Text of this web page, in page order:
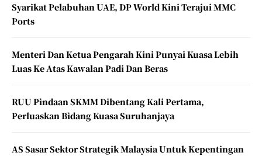
Syarikat Pelabuhan UAE, DP World Kini Terajui MMC
Ports
Menteri Dan Ketua Pengarah Kini Punyai Kuasa Lebih
Luas Ke Atas Kawalan Padi Dan Beras
RUU Pindaan SKMM Dibentang Kali Pertama,
Perluaskan Bidang Kuasa Suruhanjaya
AS Sasar Sektor Strategik Malaysia Untuk Kepentingan